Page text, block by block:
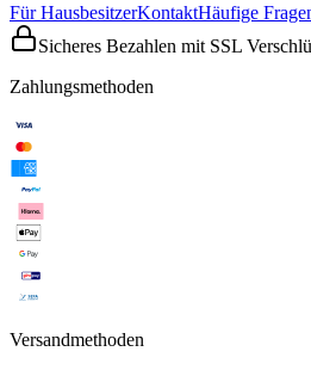
Für HausbesitzerKontaktHäufige
Sicheres Bezahlen mit SSL
Zahlungsmethoden
Versandmethoden